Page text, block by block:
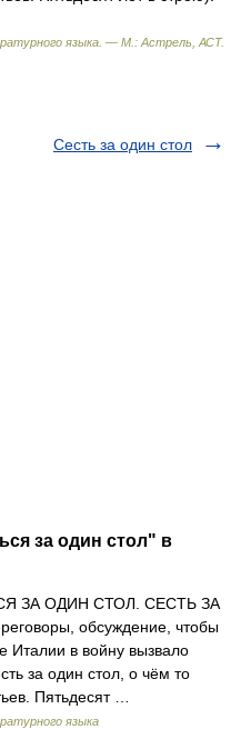
языка. — М.: Астрель, АСТ.
Сесть за один стол
за один стол" в
ЗА ОДИН СТОЛ. СЕСТЬ ЗА
обсуждение, чтобы
Италии в войну вызвало
за один стол, о чём то
Пятьдесят …
языка